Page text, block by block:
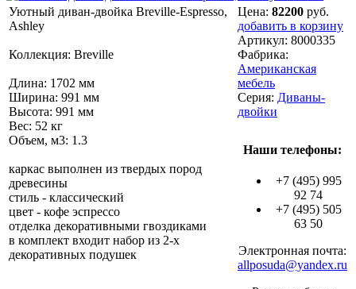
Уютный диван-двойка Breville-Espresso,
Ashley
Коллекция: Breville
Длина: 1702 мм
Ширина: 991 мм
Высота: 991 мм
Вес: 52 кг
Объем, м3: 1.3
каркас выполнен из твердых пород
древесины
стиль - классический
цвет - кофе эспрессо
отделка декоративными гвоздиками
в комплект входит набор из 2-х
декоративных подушек
Цена: 82200 руб.
добавить в корзину
Артикул: 8000335
Фабрика:
Американская
мебель
Серия: Диваны-
двойки
Наши телефоны:
+7 (495) 995
92 74
+7 (495) 505
63 50
Электронная почта:
allposuda@yandex.ru